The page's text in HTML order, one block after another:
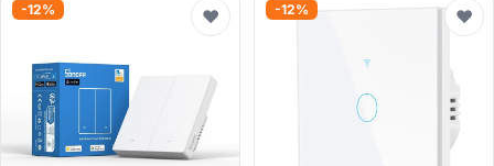
-12% ♥ -12% ♥